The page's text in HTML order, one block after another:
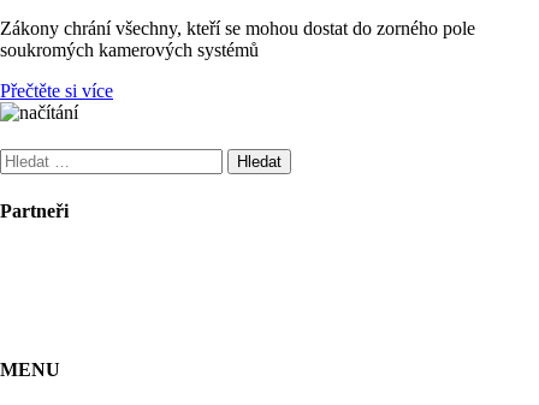
Zákony chrání všechny, kteří se mohou dostat do zorného pole
soukromých kamerových systémů
Přečtěte si více
Vyhledávání
Partneři
MENU